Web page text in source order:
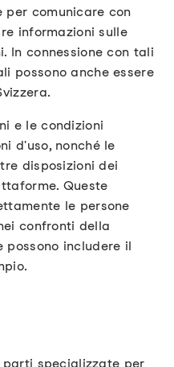
comunicare con
informazioni sulle
In connessione con tali
possono anche essere
e le condizioni
d'uso, nonché le
disposizioni dei
Queste
le persone
confronti della
includere il
specializzate per